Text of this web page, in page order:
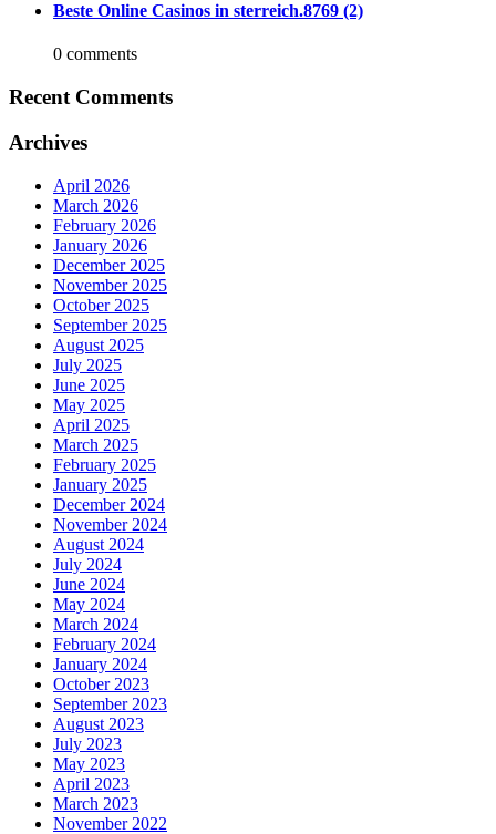
Beste Online Casinos in sterreich.8769 (2)
0 comments
Recent Comments
Archives
April 2026
March 2026
February 2026
January 2026
December 2025
November 2025
October 2025
September 2025
August 2025
July 2025
June 2025
May 2025
April 2025
March 2025
February 2025
January 2025
December 2024
November 2024
August 2024
July 2024
June 2024
May 2024
March 2024
February 2024
January 2024
October 2023
September 2023
August 2023
July 2023
May 2023
April 2023
March 2023
November 2022